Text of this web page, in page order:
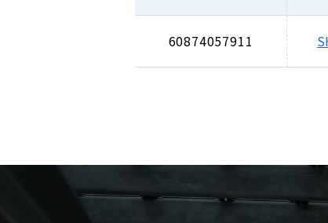
60874057911